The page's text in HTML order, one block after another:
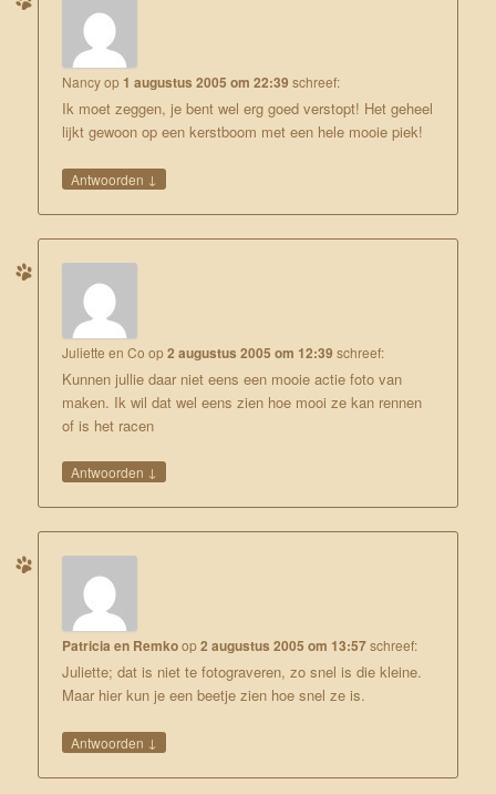
Nancyop 1 augustus 2005 om 22:39 schreef:
Ik moet zeggen, je bent wel erg goed verstopt! Het geheel
lijkt gewoon op een kerstboom met een hele mooie piek!
Antwoorden ↓
Juliette en Co op2 augustus 2005 om 12:39 schreef:
Kunnen jullie daar niet eens een mooie actie foto van
maken. Ik wil dat wel eens zien hoe mooi ze kan rennen
of is het racen
Antwoorden ↓
Patricia en Remkoop2 augustus 2005 om 13:57schreef:
Juliette; dat is niet te fotograveren, zo snel is die kleine.
Maar hier kun je een beetje zien hoe snel ze is.
Antwoorden ↓